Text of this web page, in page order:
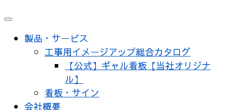
製品・サービス
工事用イメージアップ総合カタログ
【公式】ギャル看板【当社オリジナ
ル】
看板・サイン
会社概要